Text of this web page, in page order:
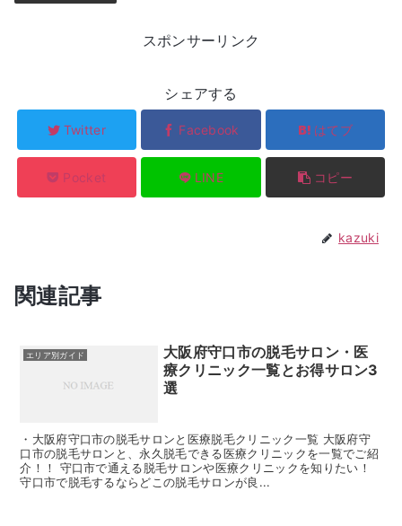
スポンサーリンク
シェアする
Twitter Facebook はてブ
Pocket LINE コピー
kazuki
関連記事
エリア別ガイド
大阪府守口市の脱毛サロン・医
療クリニック一覧とお得サロン3
選
・大阪府守口市の脱毛サロンと医療脱毛クリニック一覧 大阪府守
口市の脱毛サロンと、永久脱毛できる医療クリニックを一覧でご紹
介！！ 守口市で通える脱毛サロンや医療クリニックを知りたい！
守口市で脱毛するならどこの脱毛サロンが良...